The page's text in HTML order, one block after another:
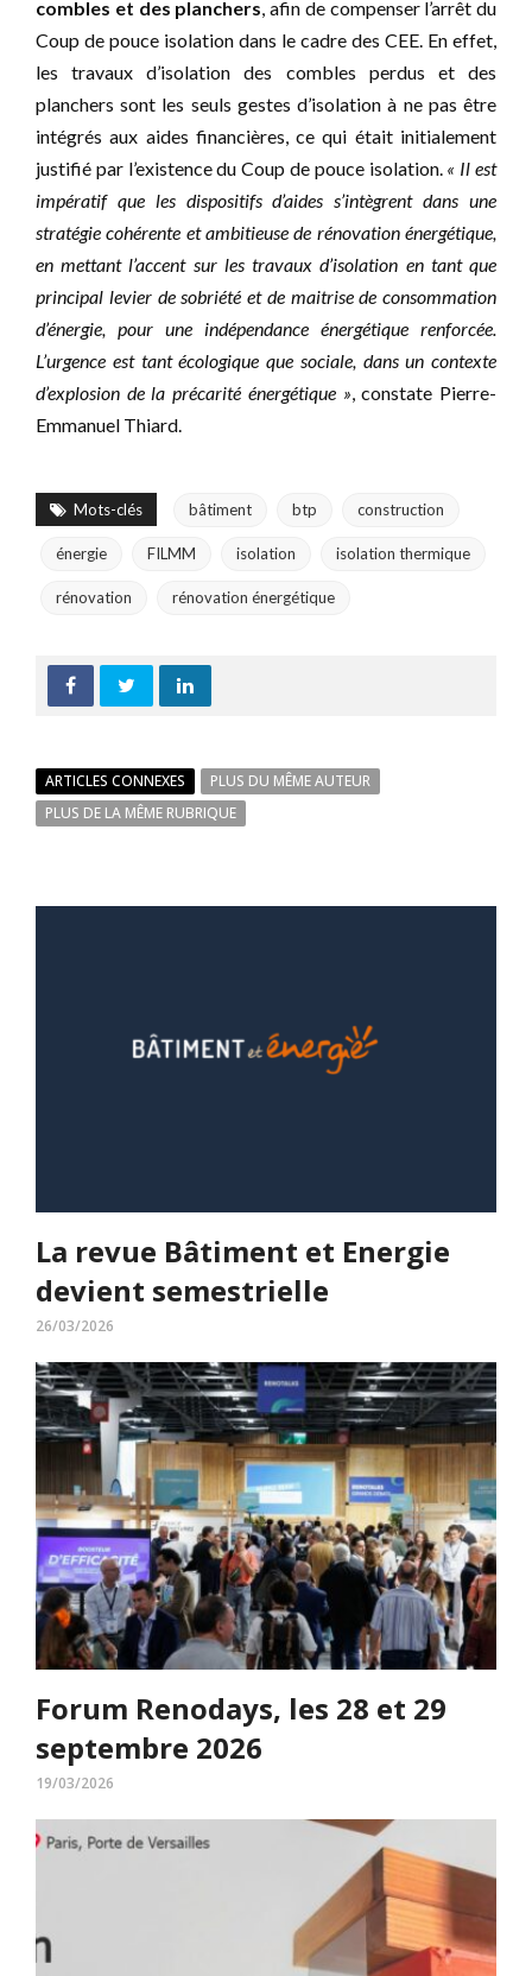
combles et des planchers, afin de compenser l’arrêt du
Coup de pouce isolation dans le cadre des CEE. En effet,
les travaux d’isolation des combles perdus et des
planchers sont les seuls gestes d’isolation à ne pas être
intégrés aux aides financières, ce qui était initialement
justifié par l’existence du Coup de pouce isolation. « Il est
impératif que les dispositifs d’aides s’intègrent dans une
stratégie cohérente et ambitieuse de rénovation énergétique,
en mettant l’accent sur les travaux d’isolation en tant que
principal levier de sobriété et de maitrise de consommation
d’énergie, pour une indépendance énergétique renforcée.
L’urgence est tant écologique que sociale, dans un contexte
d’explosion de la précarité énergétique », constate Pierre-
Emmanuel Thiard.
Mots-clés bâtiment btp construction
énergie FILMM isolation isolation thermique
rénovation rénovation énergétique
ARTICLES CONNEXES
PLUS DU MÊME AUTEUR
PLUS DE LA MÊME RUBRIQUE
La revue Bâtiment et Energie
devient semestrielle
26/03/2026
Forum Renodays, les 28 et 29
septembre 2026
19/03/2026